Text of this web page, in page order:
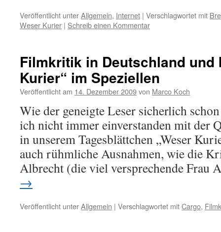
Veröffentlicht unterAllgemein, Internet | Verschlagwortet mit
Weser Kurier | Schreib einen Kommentar
Filmkritik in Deutschland und
Kurier“ im Speziellen
Veröffentlicht am 14. Dezember 2009von Marco Koch
Wie der geneigte Leser sicherlich
ich nicht immer einverstanden mit der
in unserem Tagesblättchen „Weser
auch rühmliche Ausnahmen, wie die
Albrecht (die viel versprechende
→
Veröffentlicht unterAllgemein | Verschlagwortet mitCargo,